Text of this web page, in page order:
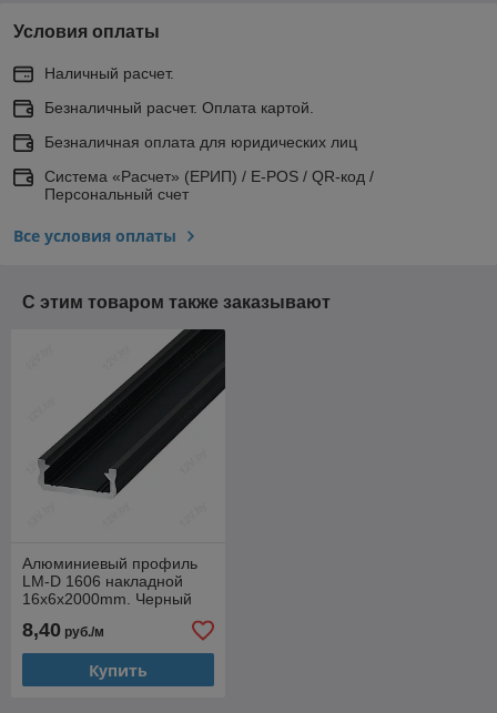
Условия оплаты
Наличный расчет.
Безналичный расчет. Оплата картой.
Безналичная оплата для юридических лиц
Система «Расчет» (ЕРИП) / E-POS / QR-код /
Персональный счет
Все условия оплаты
С этим товаром также заказывают
Алюминиевый профиль
LM-D 1606 накладной
16х6х2000mm. Черный
8,40 руб./м
Купить